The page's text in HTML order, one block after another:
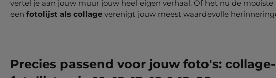
vertel je aan jouw muur jouw heel eigen verhaal. Of het nu de
een fotolijst als collage verenigt jouw meest waardevolle
Precies passend voor jouw foto's: collage-